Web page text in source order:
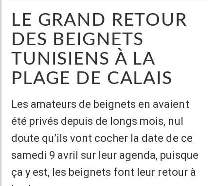
LE GRAND RETOUR
DES BEIGNETS
TUNISIENS À LA
PLAGE DE CALAIS
Les amateurs de beignets en avaient
été privés depuis de longs mois, nul
doute qu’ils vont cocher la date de ce
samedi 9 avril sur leur agenda, puisque
ça y est, les beignets font leur retour à